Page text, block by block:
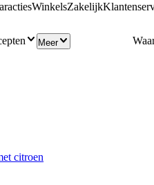
WinkelsZakelijk
Meer
citroen